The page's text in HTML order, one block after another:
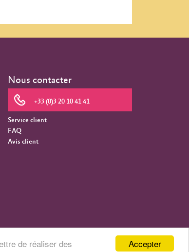
Accepter
de réaliser des
Nous contacter
+33 (0)3 20 10 41 41
Service client
FAQ
Avis client